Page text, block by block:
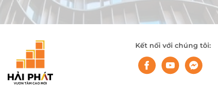
Kết nối với chúng tôi: